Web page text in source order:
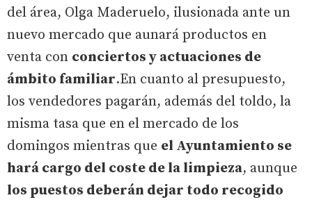
del área, Olga Maderuelo, ilusionada ante un
nuevo mercado que aunará productos en
venta con conciertos y actuaciones de
ámbito familiar.En cuanto al presupuesto,
los vendedores pagarán, además del toldo, la
misma tasa que en el mercado de los
domingos mientras que el Ayuntamiento se
hará cargo del coste de la limpieza, aunque
los puestos deberán dejar todo recogido